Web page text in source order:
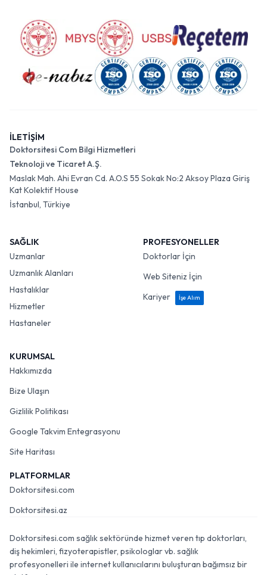
İLETİŞİM
Doktorsitesi Com Bilgi Hizmetleri
Teknoloji ve Ticaret A.Ş.
Maslak Mah. Ahi Evran Cd. A.O.S 55 Sokak No:2 Aksoy Plaza Giriş
Kat Kolektif House
İstanbul, Türkiye
SAĞLIK
Uzmanlar
Uzmanlık Alanları
Hastalıklar
Hizmetler
Hastaneler
PROFESYONELLER
Doktorlar İçin
Web Siteniz İçin
Kariyer
İşe Alım
KURUMSAL
Hakkımızda
Bize Ulaşın
Gizlilik Politikası
Google Takvim Entegrasyonu
Site Haritası
PLATFORMLAR
Doktorsitesi.com
Doktorsitesi.az
Doktorsitesi.com sağlık sektöründe hizmet veren tıp doktorları,
diş hekimleri, fizyoterapistler, psikologlar vb. sağlık
profesyonelleri ile internet kullanıcılarını buluşturan bağımsız bir